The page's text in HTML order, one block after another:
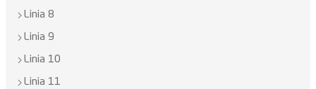
Linia 8
Linia 9
Linia 10
Linia 11